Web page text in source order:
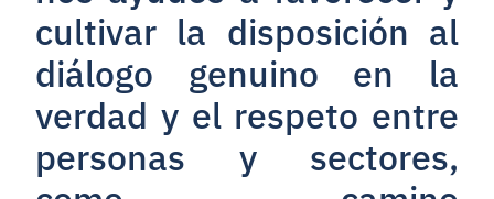
cultivar la disposición al
diálogo genuino en la
verdad y el respeto entre
personas y sectores,